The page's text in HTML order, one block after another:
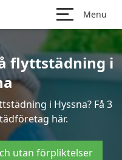
Menu
flyttstädning i
i Hyssna? Få 3
här.
utan förpliktelser